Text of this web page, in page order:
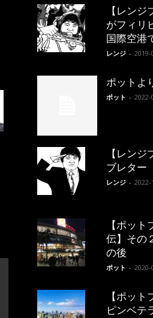
【レン
がフィリ
国際空港
レンジ - 2019-
ポットよ
ポット - 2022-
【レン
ブレター
レンジ - 2022-
【ポッ
伝】その
の後
ポット - 2020-
【ポッ
ピンベテ